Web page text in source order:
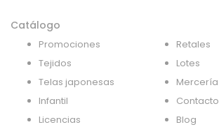
Catálogo
Promociones
Tejidos
Telas japonesas
Infantil
Licencias
Retales
Lotes
Mercería
Contacto
Blog